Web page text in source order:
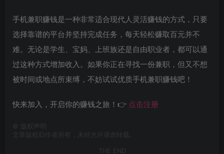
手机兼职赚钱是一种非常适合现代人灵活赚钱的方式，只要
选择靠谱的平台并坚持完成任务，每天轻松赚取百元并不
难。无论是学生、宝妈、上班族还是自由职业者，都可以通
过这种方式增加收入。如果你正在寻找一份兼职，但又不想
被时间或地点所束缚，不妨试试优质手机兼职赚钱吧！
快来加入，开启你的赚钱之旅！👉 点击注册
©
版权声明
文章版权归作者所有，未经允许请勿转载。
THE END